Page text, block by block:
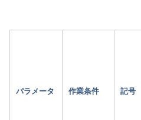
パラメータ 作業条件 記号